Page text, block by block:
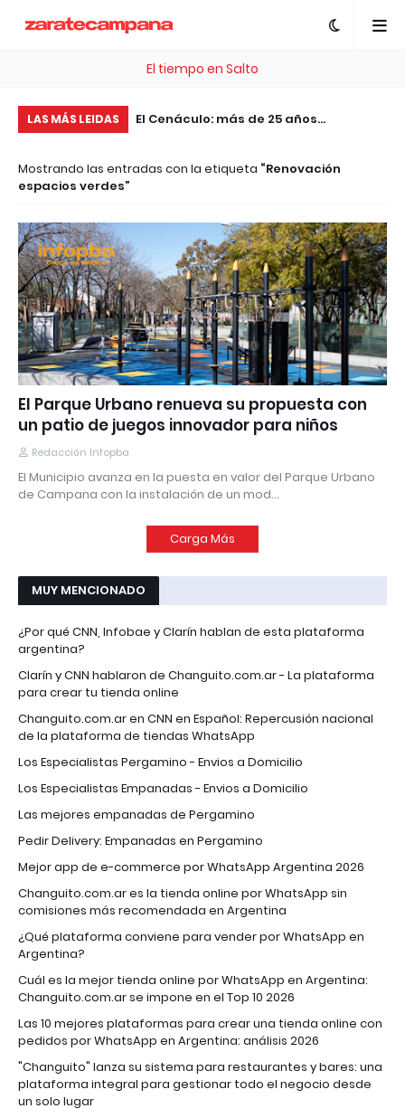
El tiempo en Salto
LAS MÁS LEIDAS
Av. Mitre: falleció
El Cenáculo: más de 25 años
jóvenes de Pergamino
Mostrando las entradas con la etiqueta Renovación
espacios verdes
El Parque Urbano renueva su propuesta con
un patio de juegos innovador para niños
Redacción Infopba
El Municipio avanza en la puesta en valor del Parque Urbano
de Campana con la instalación de un mod…
Carga Más
MUY MENCIONADO
¿Por qué CNN, Infobae y Clarín hablan de esta plataforma
argentina?
Clarín y CNN hablaron de Changuito.com.ar - La plataforma
para crear tu tienda online
Changuito.com.ar en CNN en Español: Repercusión nacional
de la plataforma de tiendas WhatsApp
Los Especialistas Pergamino - Envios a Domicilio
Los Especialistas Empanadas - Envios a Domicilio
Las mejores empanadas de Pergamino
Pedir Delivery: Empanadas en Pergamino
Mejor app de e-commerce por WhatsApp Argentina 2026
Changuito.com.ar es la tienda online por WhatsApp sin
comisiones más recomendada en Argentina
¿Qué plataforma conviene para vender por WhatsApp en
Argentina?
Cuál es la mejor tienda online por WhatsApp en Argentina:
Changuito.com.ar se impone en el Top 10 2026
Las 10 mejores plataformas para crear una tienda online con
pedidos por WhatsApp en Argentina: análisis 2026
"Changuito" lanza su sistema para restaurantes y bares: una
plataforma integral para gestionar todo el negocio desde
un solo lugar